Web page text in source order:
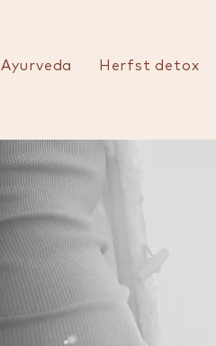
Ayurveda Herfst detox